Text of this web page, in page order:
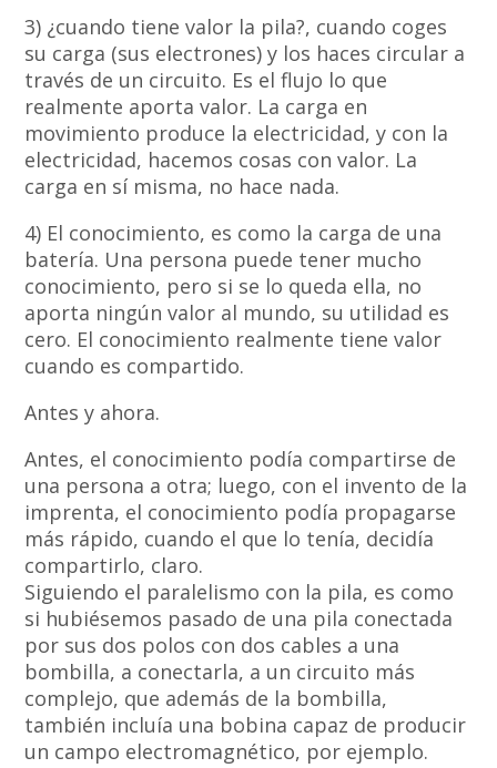
3) ¿cuando tiene valor la pila?, cuando coges
su carga (sus electrones) y los haces circular a
través de un circuito. Es el flujo lo que
realmente aporta valor. La carga en
movimiento produce la electricidad, y con la
electricidad, hacemos cosas con valor. La
carga en sí misma, no hace nada.
4) El conocimiento, es como la carga de una
batería. Una persona puede tener mucho
conocimiento, pero si se lo queda ella, no
aporta ningún valor al mundo, su utilidad es
cero. El conocimiento realmente tiene valor
cuando es compartido.
Antes y ahora.
Antes, el conocimiento podía compartirse de
una persona a otra; luego, con el invento de la
imprenta, el conocimiento podía propagarse
más rápido, cuando el que lo tenía, decidía
compartirlo, claro.
Siguiendo el paralelismo con la pila, es como
si hubiésemos pasado de una pila conectada
por sus dos polos con dos cables a una
bombilla, a conectarla, a un circuito más
complejo, que además de la bombilla,
también incluía una bobina capaz de producir
un campo electromagnético, por ejemplo.